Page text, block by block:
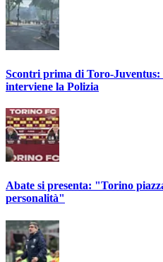
Scontri prima di Toro-
interviene la Polizia
Abate si presenta: "Torino
personalità"